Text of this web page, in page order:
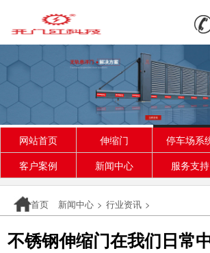
网站首页 伸缩门 停车场系
客户案例
新闻中心 服务支持
首页 新闻中心 > 行业资讯 >
不锈钢伸缩门在我们日常